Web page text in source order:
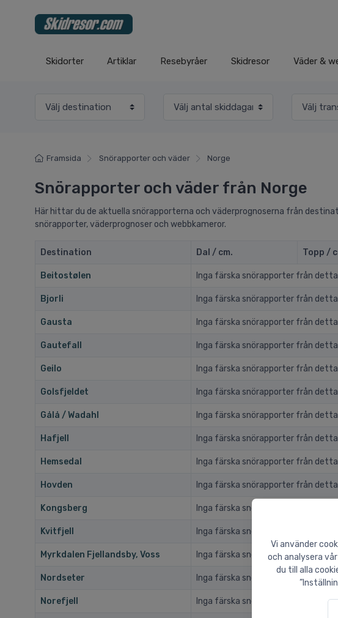
Vi använder
och analysera
du till alla
Skidorter Artiklar Resebyråer Skidresor Väder &
Framsida Snörapporter och väder Norge
Snörapporter och väder från Norge
Här hittar du de aktuella snörapporterna och väderprognoserna från
snörapporter, väderprognoser och webbkameror.
Destination Dal / cm. Topp /
Beitostølen Inga färska snörapporter från
Bjorli Inga färska snörapporter från
Gausta Inga färska snörapporter från
Gautefall Inga färska snörapporter från
Geilo Inga färska snörapporter från
Golsfjeldet Inga färska snörapporter från
Gålå / Wadahl Inga färska snörapporter från
Hafjell Inga färska snörapporter från
Hemsedal Inga färska snörapporter från
Hovden Inga färska snörapporter från
Kongsberg Inga färska snörapporter från detta
Kvitfjell Inga färska snörapporter från detta
Myrkdalen Fjellandsby, Voss Inga färska snörapporter från
Nordseter Inga färska snörapporter från
Norefjell Inga färska snörapporter från